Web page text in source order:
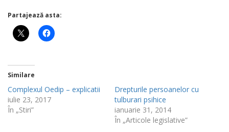
Partajează asta:
Similare
Complexul Oedip – explicatii
iulie 23, 2017
În „Stiri”
Drepturile persoanelor cu
tulburari psihice
ianuarie 31, 2014
În „Articole legislative”